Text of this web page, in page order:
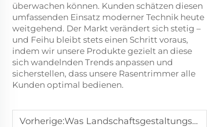
überwachen können. Kunden schätzen diesen
umfassenden Einsatz moderner Technik heute
weitgehend. Der Markt verändert sich stetig –
und Feihu bleibt stets einen Schritt voraus,
indem wir unsere Produkte gezielt an diese
sich wandelnden Trends anpassen und
sicherstellen, dass unsere Rasentrimmer alle
Kunden optimal bedienen.
Vorherige:Was Landschaftsgestaltungsunternehmen über einen akkubetriebenen Unkrautstecher wissen müssen